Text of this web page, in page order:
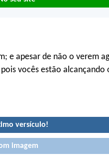
e apesar de não o verem
vocês estão alcançando
versículo!
imagem